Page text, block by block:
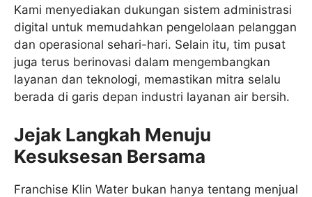
Kami menyediakan dukungan sistem administrasi
digital untuk memudahkan pengelolaan pelanggan
dan operasional sehari-hari. Selain itu, tim pusat
juga terus berinovasi dalam mengembangkan
layanan dan teknologi, memastikan mitra selalu
berada di garis depan industri layanan air bersih.
Jejak Langkah Menuju
Kesuksesan Bersama
Franchise Klin Water bukan hanya tentang menjual